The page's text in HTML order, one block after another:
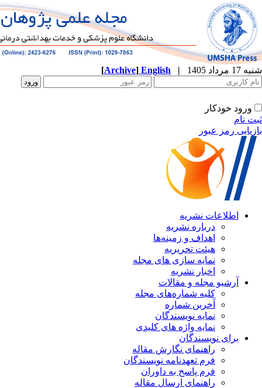
|
English
[ Archive]
های مجله
مجله
های کلیدی
نگارش مقاله
نویسندگان
به داوران
ارسال مقاله